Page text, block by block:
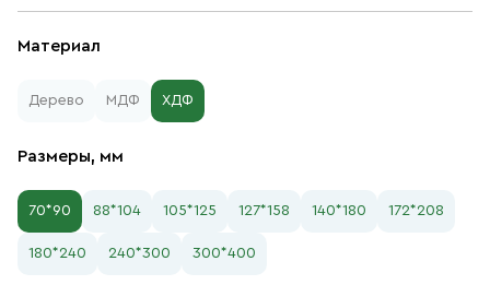
Материал
Дерево МДФ ХДФ
Размеры, мм
70*90 88*104 105*125 127*158 140*180 172*208
180*240 240*300 300*400